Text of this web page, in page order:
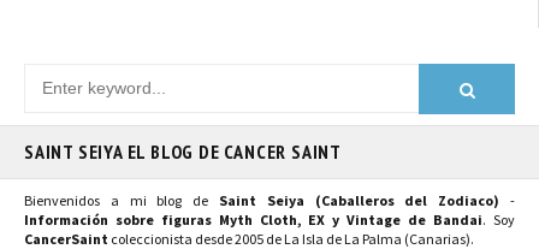
SAINT SEIYA EL BLOG DE CANCER SAINT
Bienvenidos a mi blog de Saint Seiya (Caballeros del Zodiaco) -
Información sobre figuras Myth Cloth, EX y Vintage de Bandai. Soy
CancerSaint coleccionista desde 2005 de La Isla de La Palma (Canarias).